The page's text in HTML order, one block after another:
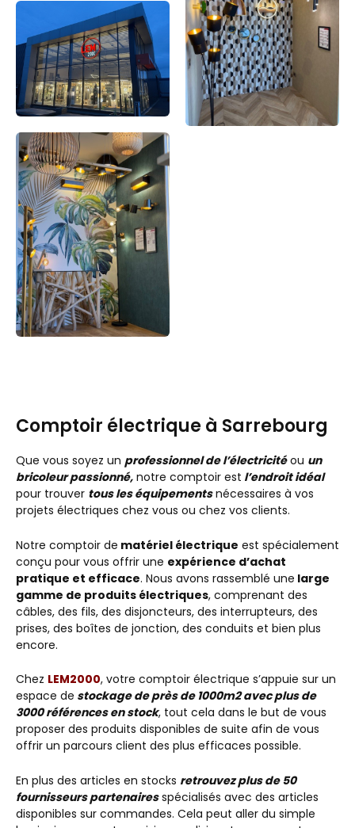
Comptoir électrique à Sarrebourg
Que vous soyez un professionnel de l’électricitéou un
bricoleur passionné, notre comptoir est l’endroit idéal
pour trouver tous les équipementsnécessaires à vos
projets électriques chez vous ou chez vos clients.
Notre comptoir de matériel électrique est spécialement
conçu pour vous offrir une expérience d’achat
pratique et efficace. Nous avons rassemblé une large
gamme de produits électriques, comprenant des
câbles, des fils, des disjoncteurs, des interrupteurs, des
prises, des boîtes de jonction, des conduits et bien plus
encore.
Chez LEM2000, votre comptoir électrique s’appuie sur un
espace de stockage de près de 1000m2 avec plus de
3000 références en stock, tout cela dans le but de vous
proposer des produits disponibles de suite afin de vous
offrir un parcours client des plus efficaces possible.
En plus des articles en stocks retrouvez plus de 50
fournisseurs partenairesspécialisés avec des articles
disponibles sur commandes. Cela peut aller du simple